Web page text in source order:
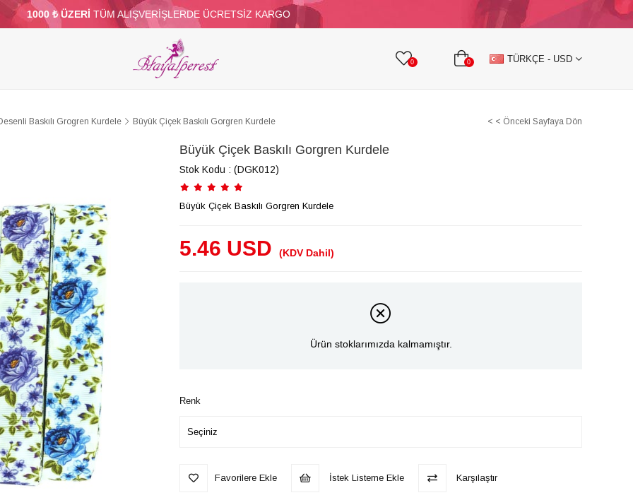
1000 ₺ ÜZERİ TÜM ALIŞVERİŞLERDE ÜCRETSİZ KARGO
0 0 TÜRKÇE - USD
PARTİ VE SÜS MALZEMELERİ TÜY BONCUKLAR TAŞLI TEKSTİL AKSESUARLARI
TOPTAN DİĞER
Baskılı Grogren Kurdele Büyük Çiçek Baskılı Gorgren Kurdele < < Önceki Sayfaya Dön
Büyük Çiçek Baskılı Gorgren Kurdele
Stok Kodu (DGK012)
Büyük Çiçek Baskılı Gorgren Kurdele
5.46 USD (KDV Dahil)
Ürün stoklarımızda kalmamıştır.
Renk
Favorilere Ekle İstek Listeme Ekle Karşılaştır